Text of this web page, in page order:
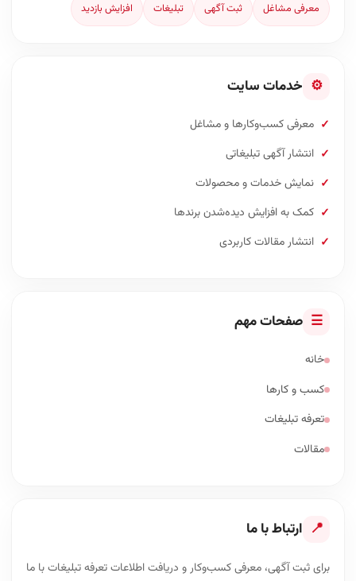
معرفی مشاغل ثبت آگهی تبلیغات افزایش بازدید
⚙ خدمات سایت
معرفی کسب‌وکارها و مشاغل
انتشار آگهی تبلیغاتی
نمایش خدمات و محصولات
کمک به افزایش دیده‌شدن برندها
انتشار مقالات کاربردی
☰ صفحات مهم
خانه
کسب و کارها
تعرفه تبلیغات
مقالات
📍 ارتباط با ما
برای ثبت آگهی، معرفی کسب‌وکار و دریافت اطلاعات تعرفه تبلیغات با ما